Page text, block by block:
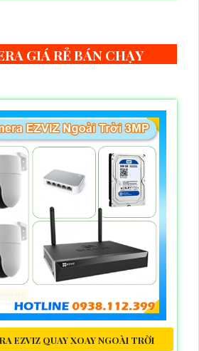
GIÁ RẺ BÁN CHẠY
EZVIZ QUAY XOAY NGOÀI TRỜI